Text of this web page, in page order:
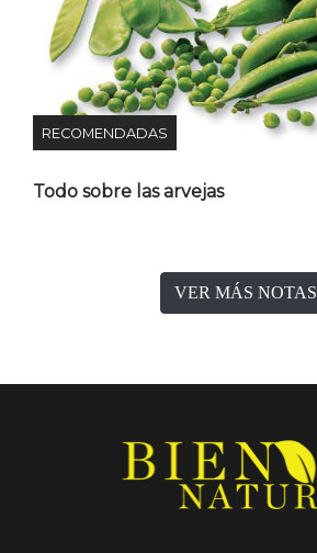
RECOMENDADAS
Todo sobre las arvejas
VER MÁS NOTAS